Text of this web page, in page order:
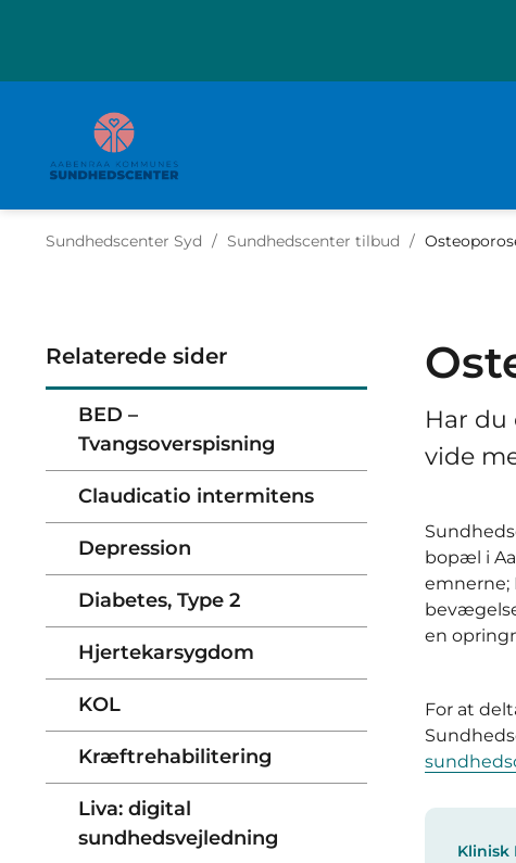
Sundhedscenter Syd / Tilbage til
Sundhedscenter tilbud /
Relaterede sider
BED –
Tvangsoverspisning
Claudicatio intermitens
Depression
Diabetes, Type 2
Hjertekarsygdom
KOL
Kræftrehabilitering
Liva: digital
sundhedsvejledning
Har du
vide
bopæl i
emnerne;
en
For at